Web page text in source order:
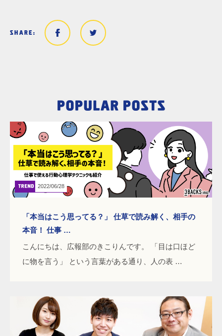
2022/06/28
「本当はこう思ってる？」 仕草で読み解く、相手の
本音！ 仕事 …
こんにちは、広報部のきこりんです。 「目は口ほど
に物を言う」 という言葉がある通り、人の表 …